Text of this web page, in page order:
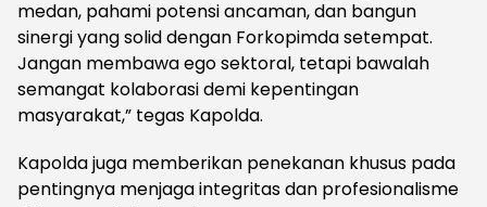
medan, pahami potensi ancaman, dan bangun
sinergi yang solid dengan Forkopimda setempat.
Jangan membawa ego sektoral, tetapi bawalah
semangat kolaborasi demi kepentingan
masyarakat,” tegas Kapolda.
Kapolda juga memberikan penekanan khusus pada
pentingnya menjaga integritas dan profesionalisme